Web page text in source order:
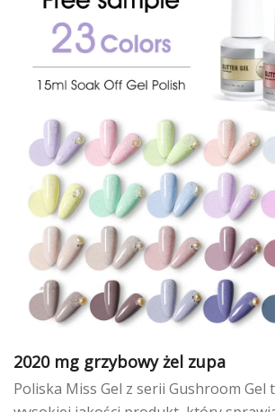
intensywne, olśniewające wykończenie.
większy współczynnik odbicia, wybierz
MTX. Aby uzyskać wyraźniejszą bazę,
121-SSJ.
2020 mg grzybowy żel zupa
Poliska Miss Gel z serii Gushroom Gel